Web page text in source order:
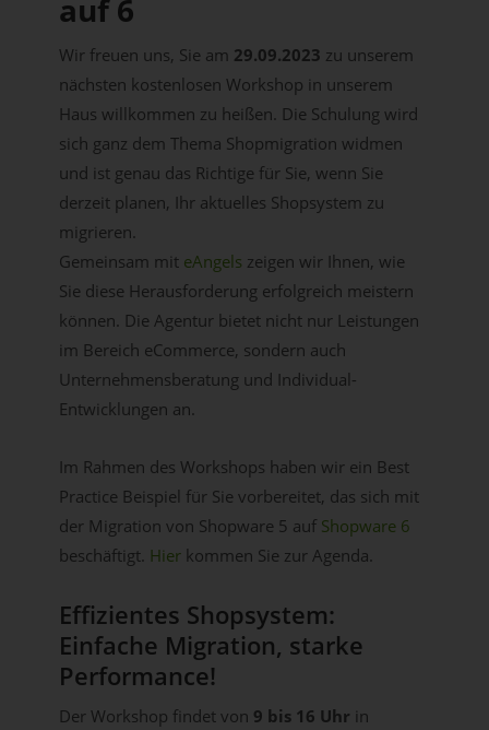
auf 6
Wir freuen uns, Sie am 29.09.2023 zu unserem
nächsten kostenlosen Workshop in unserem
Haus willkommen zu heißen. Die Schulung wird
sich ganz dem Thema Shopmigration widmen
und ist genau das Richtige für Sie, wenn Sie
derzeit planen, Ihr aktuelles Shopsystem zu
migrieren.
Gemeinsam mit eAngels zeigen wir Ihnen, wie
Sie diese Herausforderung erfolgreich meistern
können. Die Agentur bietet nicht nur Leistungen
im Bereich eCommerce, sondern auch
Unternehmensberatung und Individual-
Entwicklungen an.
Im Rahmen des Workshops haben wir ein Best
Practice Beispiel für Sie vorbereitet, das sich mit
der Migration von Shopware 5 auf Shopware 6
beschäftigt. Hierkommen Sie zur Agenda.
Effizientes Shopsystem:
Einfache Migration, starke
Performance!
Der Workshop findet von 9 bis 16 Uhr in